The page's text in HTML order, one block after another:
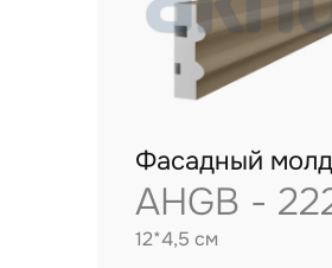
Фасадный
AHGB -
12*4,5 см